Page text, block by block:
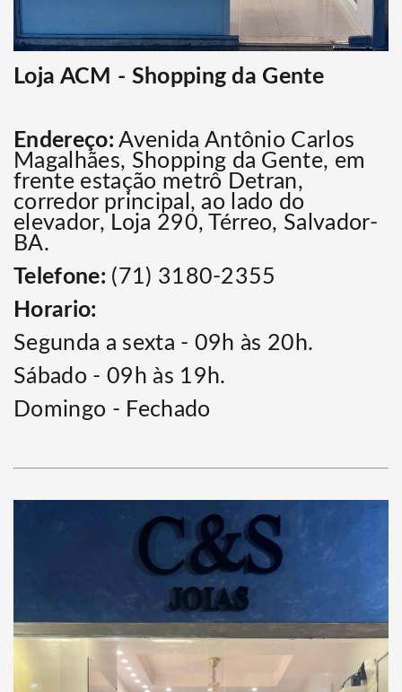
Loja ACM - Shopping da Gente
Endereço: Avenida Antônio Carlos
Magalhães, Shopping da Gente, em
frente estação metrô Detran,
corredor principal, ao lado do
elevador, Loja 290, Térreo, Salvador-
BA.
Telefone: (71) 3180-2355
Horario:
Segunda a sexta - 09h às 20h.
Sábado - 09h às 19h.
Domingo - Fechado